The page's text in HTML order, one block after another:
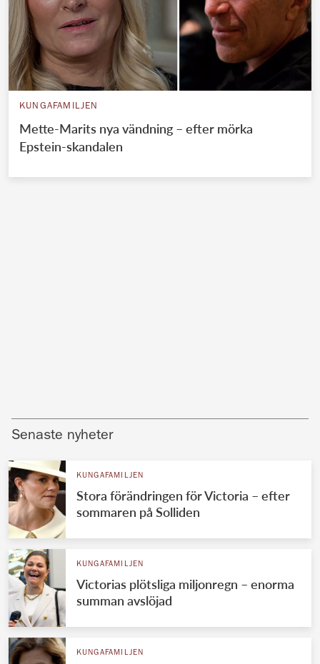
KUNGAFAMILJEN
Mette-Marits nya vändning – efter mörka
Epstein-skandalen
Senaste nyheter
KUNGAFAMILJEN
Stora förändringen för Victoria – efter
sommaren på Solliden
KUNGAFAMILJEN
Victorias plötsliga miljonregn – enorma
summan avslöjad
KUNGAFAMILJEN